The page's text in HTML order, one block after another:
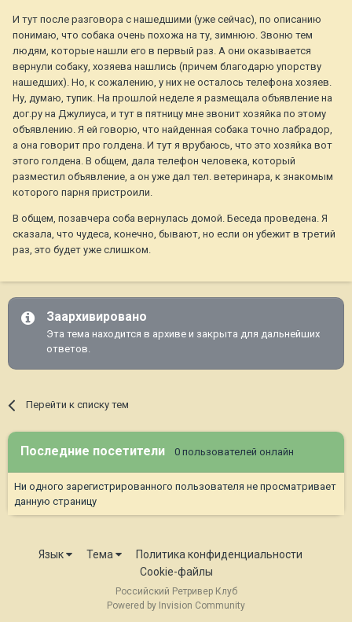
И тут после разговора с нашедшими (уже сейчас), по описанию
понимаю, что собака очень похожа на ту, зимнюю. Звоню тем
людям, которые нашли его в первый раз. А они оказывается
вернули собаку, хозяева нашлись (причем благодарю упорству
нашедших). Но, к сожалению, у них не осталось телефона хозяев.
Ну, думаю, тупик. На прошлой неделе я размещала объявление на
дог.ру на Джулиуса, и тут в пятницу мне звонит хозяйка по этому
объявлению. Я ей говорю, что найденная собака точно лабрадор,
а она говорит про голдена. И тут я врубаюсь, что это хозяйка вот
этого голдена. В общем, дала телефон человека, который
разместил объявление, а он уже дал тел. ветеринара, к знакомым
которого парня пристроили.
В общем, позавчера соба вернулась домой. Беседа проведена. Я
сказала, что чудеса, конечно, бывают, но если он убежит в третий
раз, это будет уже слишком.
Заархивировано
Эта тема находится в архиве и закрыта для дальнейших
ответов.
Перейти к списку тем
Последние посетители 0 пользователей онлайн
Ни одного зарегистрированного пользователя не просматривает
данную страницу
Язык Тема
Политика конфиденциальности
Cookie-файлы
Российский Ретривер Клуб
Powered by Invision Community